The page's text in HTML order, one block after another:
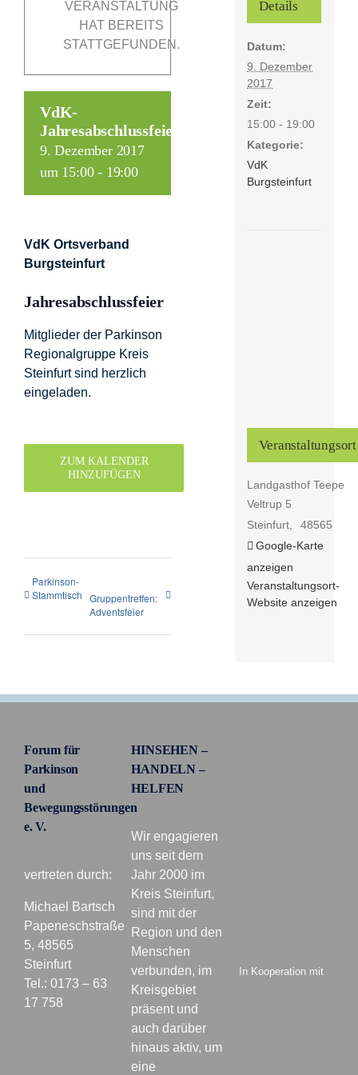
Förderer
VERANSTALTUNG
HAT BEREITS
STATTGEFUNDEN.
VdK-
Jahresabschlussfeier
9. Dezember 2017
um 15:00- 19:00
VdK Ortsverband
Burgsteinfurt
Jahresabschlussfeier
Mitglieder der Parkinson
Regionalgruppe Kreis
Steinfurt sind herzlich
eingeladen.
ZUM KALENDER
HINZUFÜGEN
Parkinson-
Stammtisch Gruppentreffen:
Adventsfeier
Details
Datum:
9. Dezember
2017
Zeit:
15:00 - 19:00
Kategorie:
VdK
Burgsteinfurt
Veranstaltungsort
Landgasthof Teepe
Veltrup 5
Steinfurt
48565
Google-Karte
anzeigen
Veranstaltungsort-
Website anzeigen
Forum für
Parkinson
und
Bewegungsstörungen
e. V.
vertreten durch:
Michael Bartsch
Papeneschstraße
5, 48565
Steinfurt
Tel.: 0173 – 63
17 758
HINSEHEN –
HANDELN –
HELFEN
Wir engagieren
uns seit dem
Jahr 2000 im
Kreis Steinfurt,
sind mit der
Region und den
Menschen
verbunden, im
Kreisgebiet
präsent und
auch darüber
hinaus aktiv, um
eine
In Kooperation mit